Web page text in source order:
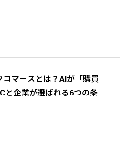
コマースとは？AIが「購買
と企業が選ばれる6つの条